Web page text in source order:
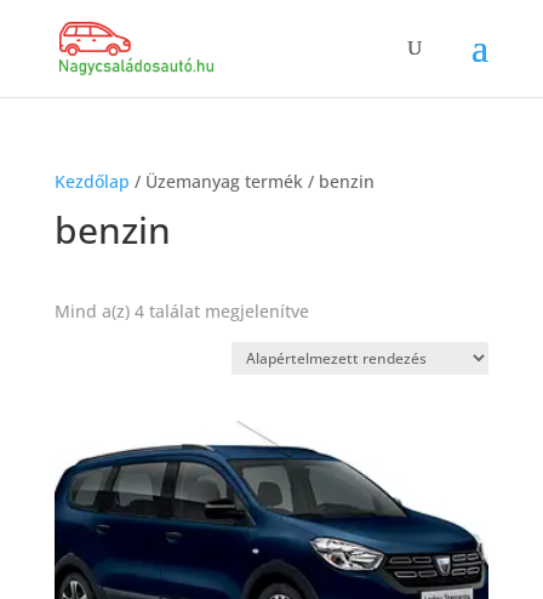
Kezdőlap / Üzemanyag termék / benzin
benzin
Mind a(z) 4 találat megjelenítve